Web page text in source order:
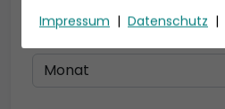
Impressum | Datenschutz |